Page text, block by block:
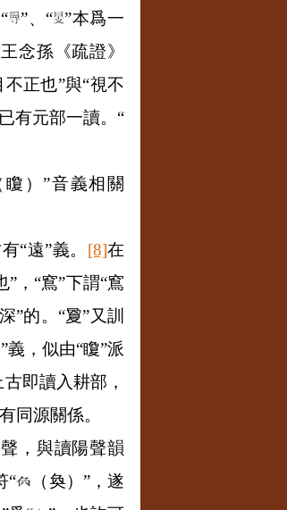
”、“
”本爲一
念孫《疏證》
正也”與“視不
有元部一讀。“
）”音義相關
“遠”義。 [8]在
”，“窵”下謂“窵
”的。“夐”又訓
義，似由“矎”派
即讀入耕部，
同源關係。
，與讀陽聲韻
“
（奐）”，遂